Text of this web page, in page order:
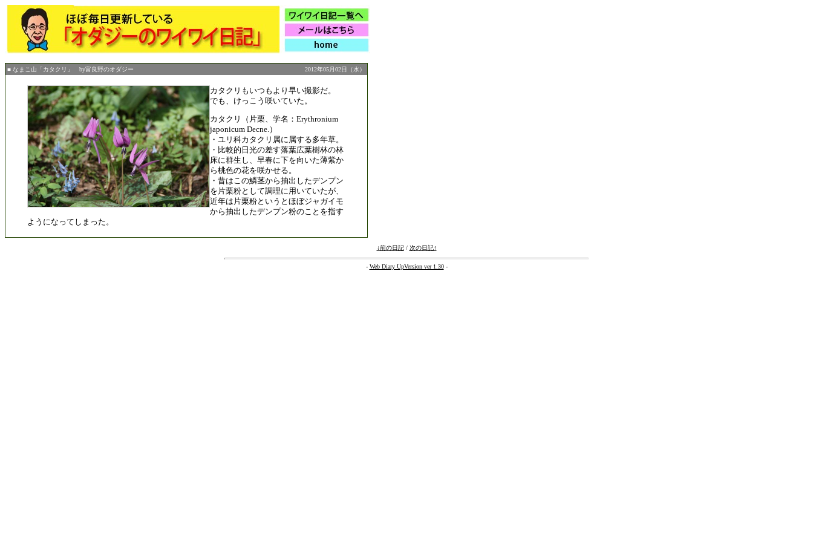
■ なまこ山「カタクリ」 by富良野のオダジー 2012年05月02日（水）
カタクリもいつもより早い撮影だ。
でも、けっこう咲いていた。
カタクリ（片栗、学名：Erythronium
japonicum Decne.）
・ユリ科カタクリ属に属する多年草。
・比較的日光の差す落葉広葉樹林の林
床に群生し、早春に下を向いた薄紫か
ら桃色の花を咲かせる。
・昔はこの鱗茎から抽出したデンプン
を片栗粉として調理に用いていたが、
近年は片栗粉というとほぼジャガイモ
から抽出したデンプン粉のことを指す
ようになってしまった。
↓前の日記/ 次の日記↑
- Web Diary UpVersion ver 1.30-